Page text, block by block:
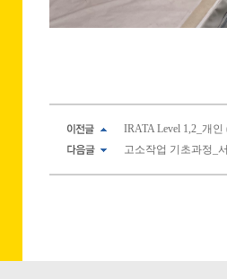
IRATA Level 1,2_개인
고소작업 기초과정_